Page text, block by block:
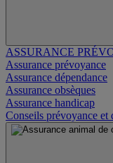
ASSURANCE
Assurance prévoyance
Assurance dépendance
Assurance obsèques
Assurance handicap
Conseils prévoyance et